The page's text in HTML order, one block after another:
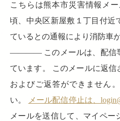
こちらは熊本市災害情報メ
頃、中央区新屋敷１丁目付近
ているとの通報により消防車
———— このメールは、配信
ています。 このメールに返
およびご返答ができません
い。
メール配信停止は、
メールを送信して、マイペ